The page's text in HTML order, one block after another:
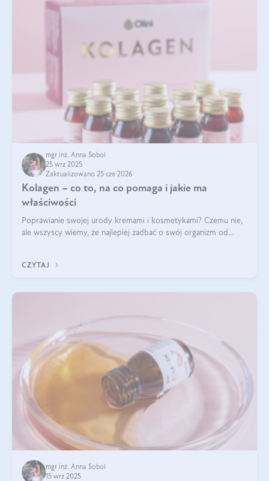
mgr inż. Anna Sobol
25 wrz 2025
Zaktualizowano 25 cze 2026
Kolagen – co to, na co pomaga i jakie ma
właściwości
Poprawianie swojej urody kremami i kosmetykami? Czemu nie,
ale wszyscy wiemy, że najlepiej zadbać o swój organizm od
wysokiej jakości suplem
CZYTAJ
mgr inż. Anna Sobol
15 wrz 2025